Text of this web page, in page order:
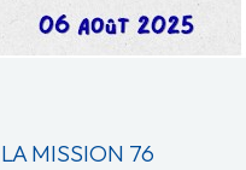
LA MISSION 76